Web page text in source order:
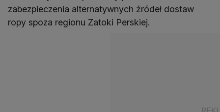
zabezpieczenia alternatywnych źródeł dostaw
ropy spoza regionu Zatoki Perskiej.